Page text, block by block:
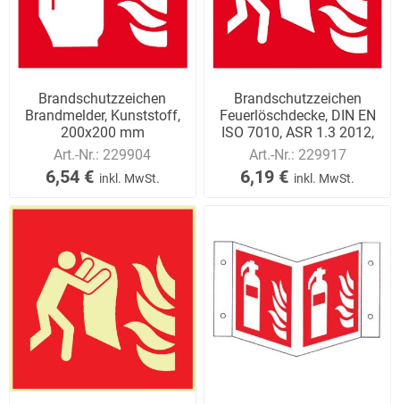
Brandschutzzeichen
Brandmelder, Kunststoff,
200x200 mm
Art.-Nr.: 229904
6,54 € inkl. MwSt.
Brandschutzzeichen
Feuerlöschdecke, DIN EN
ISO 7010, ASR 1.3 2012,
Folie selbstk
Art.-Nr.: 229917
6,19 € inkl. MwSt.